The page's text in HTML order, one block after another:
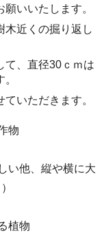
いいたします。
木近くの掘り返し
て、直径30ｃｍは
いただきます。
物
他、縦や横に大
植物